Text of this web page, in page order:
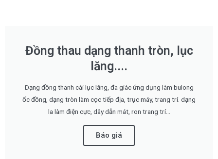
Đồng thau dạng thanh tròn, lục
lăng....
Dạng đồng thanh cái lục lăng, đa giác ứng dụng làm bulong
ốc đồng, dạng tròn làm cọc tiếp địa, trục máy, trang trí. dạng
la làm điện cực, dây dẫn mát, ron trang trí...
Báo giá